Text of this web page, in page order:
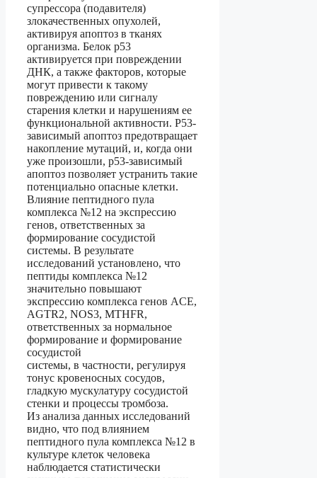
супрессора (подавителя)
злокачественных опухолей,
активируя апоптоз в тканях
организма. Белок р53
активируется при повреждении
ДНК, а также факторов, которые
могут привести к такому
повреждению или сигналу
старения клетки и нарушениям ее
функциональной активности. Р53-
зависимый апоптоз предотвращает
накопление мутаций, и, когда они
уже произошли, р53-зависимый
апоптоз позволяет устранить такие
потенциально опасные клетки.
Влияние пептидного пула
комплекса №12 на экспрессию
генов, ответственных за
формирование сосудистой
системы. В результате
исследований установлено, что
пептиды комплекса №12
значительно повышают
экспрессию комплекса генов ACE,
AGTR2, NOS3, MTHFR,
ответственных за нормальное
формирование и формирование
сосудистой
системы, в частности, регулируя
тонус кровеносных сосудов,
гладкую мускулатуру сосудистой
стенки и процессы тромбоза.
Из анализа данных исследований
видно, что под влиянием
пептидного пула комплекса №12 в
культуре клеток человека
наблюдается статистически